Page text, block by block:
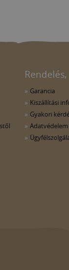
Garancia
Kiszállítási
Gyakori
Adatvédelem